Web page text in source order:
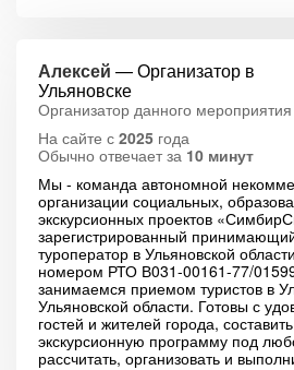
Алексей — Организатор в
Ульяновске
Организатор данного мероприятия
На сайте с 2025 года
Обычно отвечает за 10 минут
Мы - команда автономной
организации социальных,
экскурсионных проектов
зарегистрированный
туроператор в Ульяновской
номером РТО В031-00161-77/
занимаемся приемом туристов в
Ульяновской области. Готовы с
гостей и жителей города,
экскурсионную программу под
рассчитать, организовать и